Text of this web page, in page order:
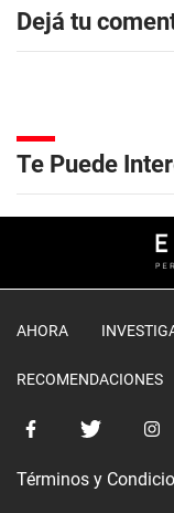
Dejá tu
Te Puede
AHORA
RECOMENDACIONES
Términos y